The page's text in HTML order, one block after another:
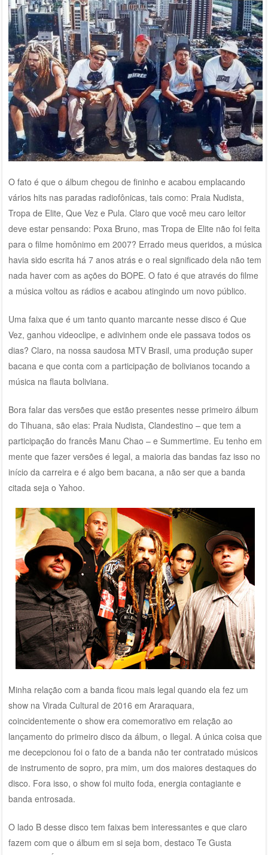
O fato é que o álbum chegou de fininho e acabou emplacando
vários hits nas paradas radiofônicas, tais como: Praia Nudista,
Tropa de Elite, Que Vez e Pula. Claro que você meu caro leitor
deve estar pensando: Poxa Bruno, mas Tropa de Elite não foi feita
para o filme homônimo em 2007? Errado meus queridos, a música
havia sido escrita há 7 anos atrás e o real significado dela não tem
nada haver com as ações do BOPE. O fato é que através do filme
a música voltou as rádios e acabou atingindo um novo público.
Uma faixa que é um tanto quanto marcante nesse disco é Que
Vez, ganhou videoclipe, e adivinhem onde ele passava todos os
dias? Claro, na nossa saudosa MTV Brasil, uma produção super
bacana e que conta com a participação de bolivianos tocando a
música na flauta boliviana.
Bora falar das versões que estão presentes nesse primeiro álbum
do Tihuana, são elas: Praia Nudista, Clandestino – que tem a
participação do francês Manu Chao – e Summertime. Eu tenho em
mente que fazer versões é legal, a maioria das bandas faz isso no
início da carreira e é algo bem bacana, a não ser que a banda
citada seja o Yahoo.
Minha relação com a banda ficou mais legal quando ela fez um
show na Virada Cultural de 2016 em Araraquara,
coincidentemente o show era comemorativo em relação ao
lançamento do primeiro disco da álbum, o Ilegal. A única coisa que
me decepcionou foi o fato de a banda não ter contratado músicos
de instrumento de sopro, pra mim, um dos maiores destaques do
disco. Fora isso, o show foi muito foda, energia contagiante e
banda entrosada.
O lado B desse disco tem faixas bem interessantes e que claro
fazem com que o álbum em si seja bom, destaco Te Gusta